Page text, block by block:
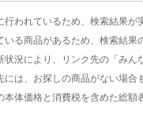
われているため、検索結果が
る商品があるため、検索結果
況により、リンク先の「みん
は、お探しの商品がない場合
体価格と消費税を含めた総額